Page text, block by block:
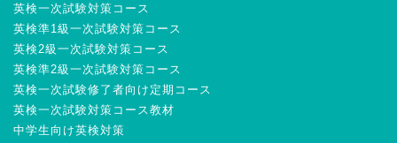
英検一次試験対策コース
英検準1級一次試験対策コース
英検2級一次試験対策コース
英検準2級一次試験対策コース
英検一次試験修了者向け定期コース
英検一次試験対策コース教材
中学生向け英検対策